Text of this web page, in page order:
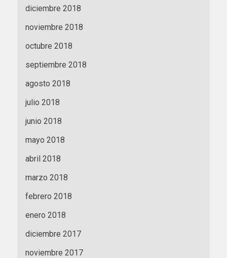
diciembre 2018
noviembre 2018
octubre 2018
septiembre 2018
agosto 2018
julio 2018
junio 2018
mayo 2018
abril 2018
marzo 2018
febrero 2018
enero 2018
diciembre 2017
noviembre 2017